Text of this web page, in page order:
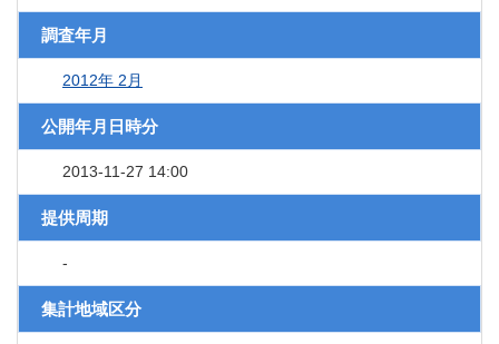
調査年月
2012年 2月
公開年月日時分
2013-11-27 14:00
提供周期
-
集計地域区分